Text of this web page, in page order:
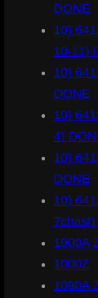
DONE
10)
10-11)
10)
DONE
10)
4)
10)
DONE
10)
1000A
1000Z
1090A